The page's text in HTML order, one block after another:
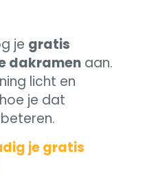
je gratis
dakramen aan.
licht en
je dat
je gratis